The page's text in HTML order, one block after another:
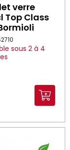
verre
Top Class
sous 2 à 4